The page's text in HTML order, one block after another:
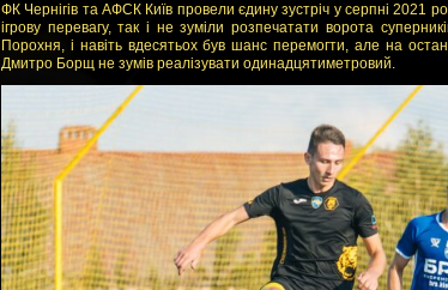
ФК Чернігів та АФСК Київ провели єдину зустріч у серпні 2021
ігрову перевагу, так і не зуміли розпечатати ворота
Порохня, і навіть вдесятьох був шанс перемогти, але на
Дмитро Борщ не зумів реалізувати одинадцятиметровий.